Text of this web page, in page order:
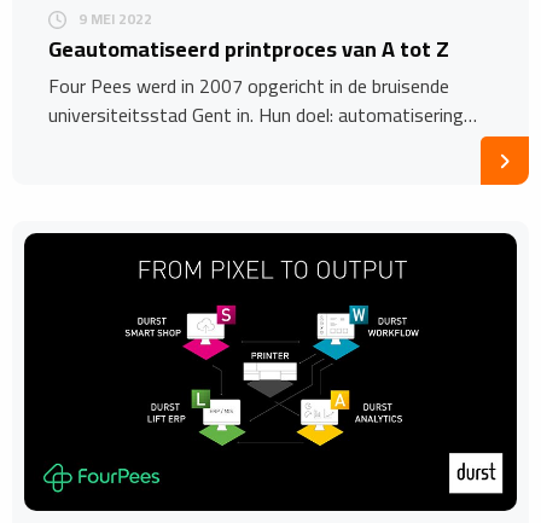
9 MEI 2022
Geautomatiseerd printproces van A tot Z
Four Pees werd in 2007 opgericht in de bruisende
universiteitsstad Gent in. Hun doel: automatisering…